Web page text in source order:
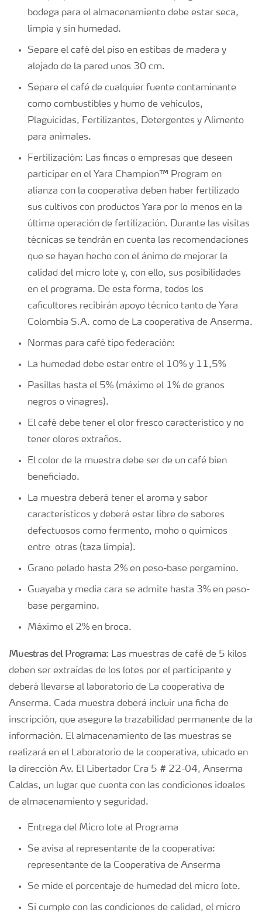
bodega para el almacenamiento debe estar seca,
limpia y sin humedad.
Separe el café del piso en estibas de madera y
alejado de la pared unos 30 cm.
Separe el café de cualquier fuente contaminante
como combustibles y humo de vehículos,
Plaguicidas, Fertilizantes, Detergentes y Alimento
para animales.
Fertilización: Las fincas o empresas que deseen
participar en el Yara Champion™ Program en
alianza con la cooperativa deben haber fertilizado
sus cultivos con productos Yara por lo menos en la
última operación de fertilización. Durante las visitas
técnicas se tendrán en cuenta las recomendaciones
que se hayan hecho con el ánimo de mejorar la
calidad del micro lote y, con ello, sus posibilidades
en el programa. De esta forma, todos los
caficultores recibirán apoyo técnico tanto de Yara
Colombia S.A. como de La cooperativa de Anserma.
Normas para café tipo federación:
La humedad debe estar entre el 10% y 11,5%
Pasillas hasta el 5% (máximo el 1% de granos
negros o vinagres).
El café debe tener el olor fresco característico y no
tener olores extraños.
El color de la muestra debe ser de un café bien
beneficiado.
La muestra deberá tener el aroma y sabor
característicos y deberá estar libre de sabores
defectuosos como fermento, moho o químicos
entre otras (taza limpia).
Grano pelado hasta 2% en peso-base pergamino.
Guayaba y media cara se admite hasta 3% en peso-
base pergamino.
Máximo el 2% en broca.
Muestras del Programa: Las muestras de café de 5 kilos
deben ser extraídas de los lotes por el participante y
deberá llevarse al laboratorio de La cooperativa de
Anserma. Cada muestra deberá incluir una ficha de
inscripción, que asegure la trazabilidad permanente de la
información. El almacenamiento de las muestras se
realizará en el Laboratorio de la cooperativa, ubicado en
la dirección Av. El Libertador Cra 5 # 22-04, Anserma
Caldas, un lugar que cuenta con las condiciones ideales
de almacenamiento y seguridad.
Entrega del Micro lote al Programa
Se avisa al representante de la cooperativa:
representante de la Cooperativa de Anserma
Se mide el porcentaje de humedad del micro lote.
Si cumple con las condiciones de calidad, el micro